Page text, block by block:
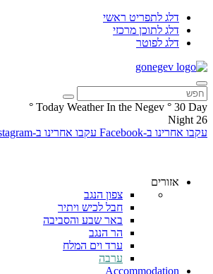
דלג לתפריט ראשי
דלג לתוכן מרכזי
דלג לפוטר
Today Weather In the Negev ° 30 Day
°
26
Night
עקבו אחרינו ב-Facebook
עקבו אחרינו ב-Instagram
אזורים
צפון הנגב
חבל לכיש ויתיר
באר שבע והסביבה
הר הנגב
ערד וים המלח
ערבה
Accommodation